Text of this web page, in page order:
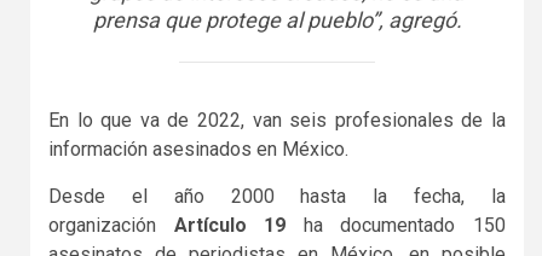
prensa que protege al pueblo”, agregó.
En lo que va de 2022, van seis profesionales de la
información asesinados en México.
Desde el año 2000 hasta la fecha, la
organización Artículo 19 ha documentado 150